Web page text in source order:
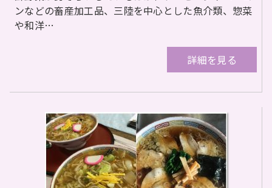
ンなどの畜産加工品、三陸を中心とした魚介類、惣菜
や和洋…
詳細を見る